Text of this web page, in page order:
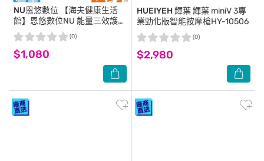
NU恩悠數位 【海夫健康生活
館】恩悠數位NU 能量三效護手
套 (9HPG0010003)
$1,080
(0)
HUEIYEH 輝葉輝葉 miniV 3專
業勁化版智能按摩槍HY-10506
$2,980
(0)